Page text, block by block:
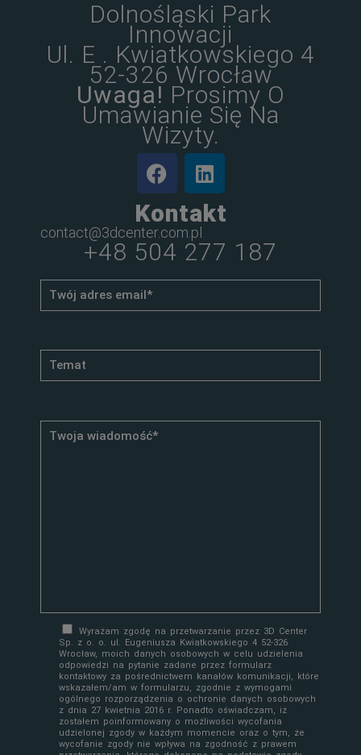
Dolnośląski Park
Innowacji
Ul. E . Kwiatkowskiego 4
52-326 Wrocław
Uwaga! Prosimy O
Umawianie Się Na
Wizyty.
Kontakt
contact@3dcenter.com.pl
+48 504 277 187
Wyrażam zgodę na przetwarzanie przez 3D Center
Sp. z o. o. ul. Eugeniusza Kwiatkowskiego 4 52-326
Wrocław, moich danych osobowych w celu udzielenia
odpowiedzi na pytanie zadane przez formularz
kontaktowy za pośrednictwem kanałów komunikacji, które
wskazałem/am w formularzu, zgodnie z wymogami
ogólnego rozporządzenia o ochronie danych osobowych
z dnia 27 kwietnia 2016 r. Ponadto oświadczam, iż
zostałem poinformowany o możliwości wycofania
udzielonej zgody w każdym momencie oraz o tym, że
wycofanie zgody nie wpływa na zgodność z prawem